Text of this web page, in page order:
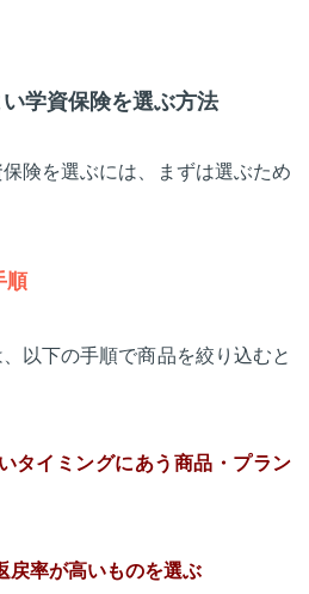
学資保険を選ぶ方法
険を選ぶには、まずは選ぶため
順
以下の手順で商品を絞り込むと
タイミングにあう商品・プラン
戻率が高いものを選ぶ